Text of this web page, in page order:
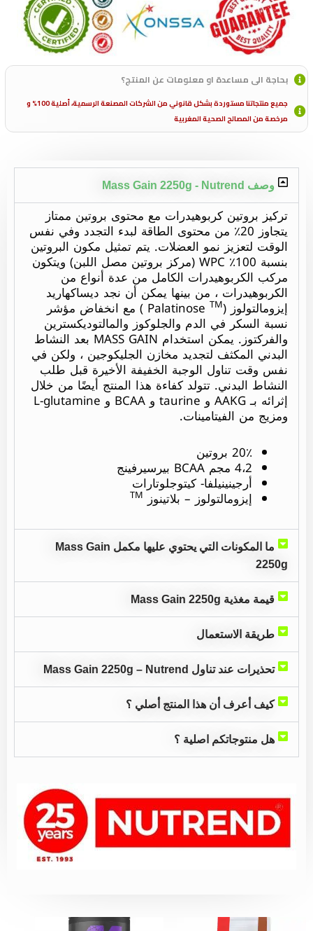
بحاجة الى مساعدة او معلومات عن المنتج؟
جميع منتجاتنا مستوردة بشكل قانوني من الشركات المصنعة الرسمية، أصلية 100% و
مرخصة من المصالح الصحية المغربية
وصف Mass Gain 2250g - Nutrend
تركيز بروتين كربوهيدرات مع محتوى بروتين ممتاز
يتجاوز 20٪ من محتوى الطاقة لبدء التجدد وفي نفس
الوقت لتعزيز نمو العضلات. يتم تمثيل مكون البروتين
بنسبة 100٪ WPC (مركز بروتين مصل اللبن) ويتكون
مركب الكربوهيدرات الكامل من عدة أنواع من
الكربوهيدرات ، من بينها يمكن أن نجد ديساكهاريد
إيزومالتولوز (PalatinoseTM ) مع انخفاض مؤشر
نسبة السكر في الدم والجلوكوز والمالتوديكسترين
والفركتوز. يمكن استخدام MASS GAIN بعد النشاط
البدني المكثف لتجديد مخازن الجليكوجين ، ولكن في
نفس وقت تناول الوجبة الخفيفة الأخيرة قبل طلب
النشاط البدني. تتولد كفاءة هذا المنتج أيضًا من خلال
إثرائه بـ AAKG و taurine و BCAA و L-glutamine
ومزيج من الفيتامينات.
20٪ بروتين
4،2 مجم BCAA بيرسيرفينج
أرجينينيلفا- كيتوجلوتارات
إيزومالتولوز – بلاتينوز TM
ما المكونات التي يحتوي عليها مكمل Mass Gain
2250g
قيمة مغذية Mass Gain 2250g
طريقة الاستعمال
تحذيرات عند تناول Mass Gain 2250g – Nutrend
كيف أعرف أن هذا المنتج أصلي ؟
هل منتوجاتكم اصلية ؟